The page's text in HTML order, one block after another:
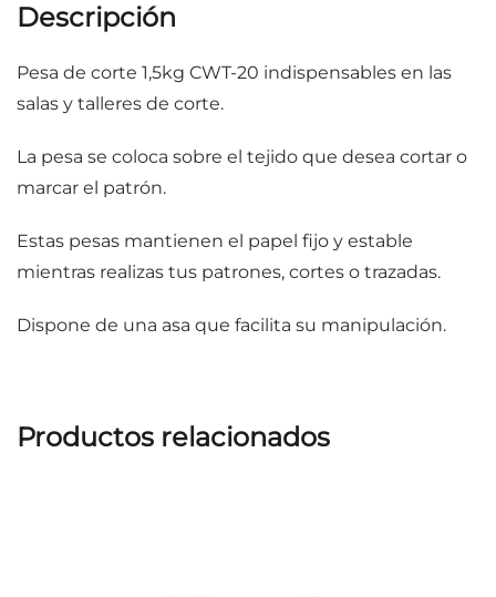
Descripción
Pesa de corte 1,5kg CWT-20 indispensables en las
salas y talleres de corte.
La pesa se coloca sobre el tejido que desea cortar o
marcar el patrón.
Estas pesas mantienen el papel fijo y estable
mientras realizas tus patrones, cortes o trazadas.
Dispone de una asa que facilita su manipulación.
Productos relacionados